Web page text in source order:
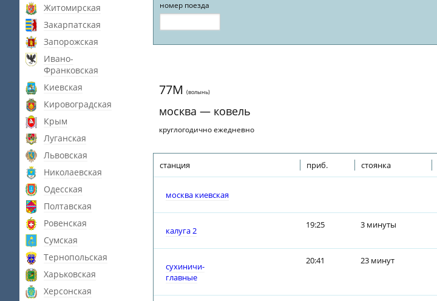
Житомирская
Закарпатская
Запорожская
Ивано-
Франковская
Киевская
Кировоградская
Крым
Луганская
Львовская
Николаевская
Одесская
Полтавская
Ровенская
Сумская
Тернопольская
Харьковская
Херсонская
номер поезда
77М (волынь)
москва — ковель
круглогодично ежедневно
станция приб. стоянка
москва киевская
калуга 2
19:25 3 минуты
сухиничи-
главные
20:41 23 минут